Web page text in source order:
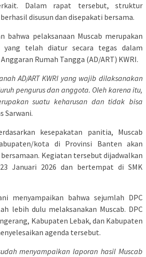
Dalam rapat tersebut, struktur
disusun dan disepakati bersama.
bahwa pelaksanaan Muscab merupakan
yang telah diatur secara tegas dalam
Rumah Tangga (AD/ART) KWRI.
AD/ART KWRI yang wajib dilaksanakan
pengurus dan anggota. Oleh karena itu,
suatu keharusan dan tidak bisa
Sarwani.
kesepakatan panitia, Muscab
kota di Provinsi Banten akan
Kegiatan tersebut dijadwalkan
Januari 2026 dan bertempat di SMK
menyampaikan bahwa sejumlah DPC
lebih dulu melaksanakan Muscab. DPC
Kabupaten Lebak, dan Kabupaten
agenda tersebut.
menyampaikan laporan hasil Muscab